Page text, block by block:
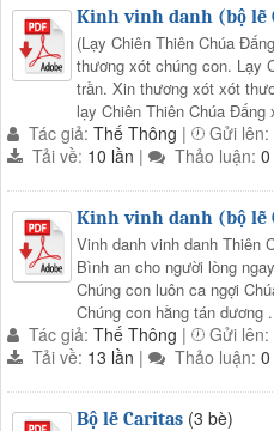
Kinh vinh danh (bộ lễ
(Lạy Chiên Thiên Chúa
thương xót chúng con. Lạy
trần. Xin thương xót xót
lạy Chiên Thiên Chúa Đấng
Tác giả: Thế Thông | Gửi lên:
Tải về: 10 lần | Thảo luận: 0
Kinh vinh danh (bộ lễ
Vinh danh vinh danh Thiên
Bình an cho người lòng
Chúng con luôn ca ngợi
Chúng con hằng tán dương
Tác giả: Thế Thông | Gửi lên:
Tải về: 13 lần | Thảo luận: 0
Bộ lễ Caritas (3 bè)